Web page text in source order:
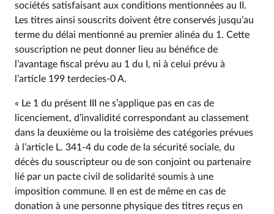
sociétés satisfaisant aux conditions mentionnées au II.
Les titres ainsi souscrits doivent être conservés jusqu’au
terme du délai mentionné au premier alinéa du 1. Cette
souscription ne peut donner lieu au bénéfice de
l’avantage fiscal prévu au 1 du I, ni à celui prévu à
l’article 199 terdecies-0 A.
« Le 1 du présent III ne s’applique pas en cas de
licenciement, d’invalidité correspondant au classement
dans la deuxième ou la troisième des catégories prévues
à l’article L. 341‑4 du code de la sécurité sociale, du
décès du souscripteur ou de son conjoint ou partenaire
lié par un pacte civil de solidarité soumis à une
imposition commune. Il en est de même en cas de
donation à une personne physique des titres reçus en